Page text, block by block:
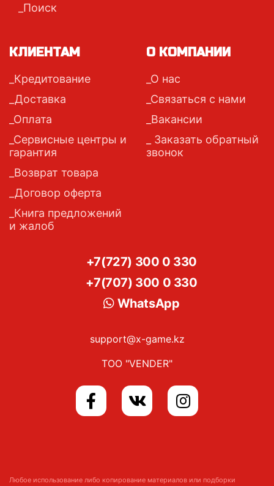
Поиск
КЛИЕНТАМ
Кредитование
Доставка
Оплата
Сервисные центры и
гарантия
Возврат товара
Договор оферта
Книга предложений
и жалоб
О КОМПАНИИ
О нас
Связаться с нами
Вакансии
Заказать обратный
звонок
+7(727) 300 0 330
+7(707) 300 0 330
WhatsApp
support@x-game.kz
ТОО "VENDER"
Любое использование либо копирование материалов или подборки